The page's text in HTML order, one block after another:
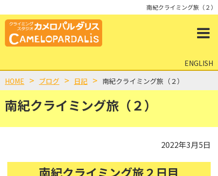
南紀クライミング旅（２）
ENGLISH
南紀クライミング旅（２）
HOME ブログ 日記 南紀クライミング旅（２）
2022年3月5日
南紀クライミング旅２日目